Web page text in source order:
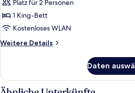
Platz für 2 Personen
1 King-Bett
Kostenloses WLAN
Weitere Details
Weitere
Studiosuite
Daten